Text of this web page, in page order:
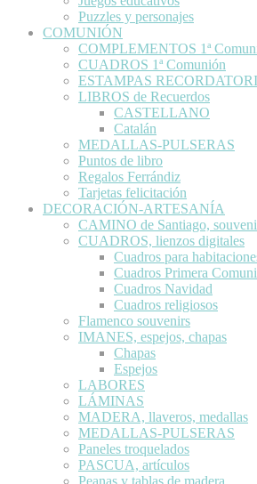
Puzzles y personajes
COMUNIÓN
COMPLEMENTOS 1ª
CUADROS 1ª Comunión
ESTAMPAS
LIBROS de Recuerdos
CASTELLANO
Catalán
MEDALLAS-PULSERAS
Puntos de libro
Regalos Ferrándiz
Tarjetas felicitación
DECORACIÓN-ARTESANÍA
CAMINO de Santiago,
CUADROS, lienzos digitales
Cuadros para
Cuadros Primera
Cuadros Navidad
Cuadros religiosos
Flamenco souvenirs
IMANES, espejos, chapas
Chapas
Espejos
LABORES
LÁMINAS
MADERA, llaveros, medallas
MEDALLAS-PULSERAS
Paneles troquelados
PASCUA, artículos
Peanas y tablas de madera